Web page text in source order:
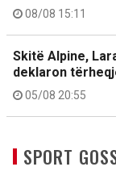
08/08 15:11
Skitë Alpine,
deklaron
05/08 20:55
SPORT